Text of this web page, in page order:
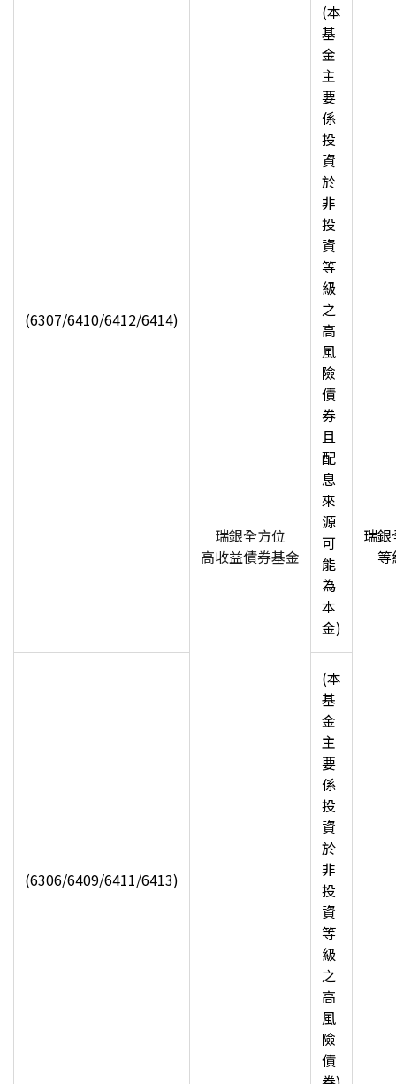
(6307/6410/6412/6414)
瑞銀全方位
高收益債券基金
(本
基
金
主
要
係
投
資
於
非
投
資
等
級
之
高
風
險
債
券
且
配
息
來
源
可
能
為
本
金)
瑞
等
(6306/6409/6411/6413)
(本
基
金
主
要
係
投
資
於
非
投
資
等
級
之
高
風
險
債